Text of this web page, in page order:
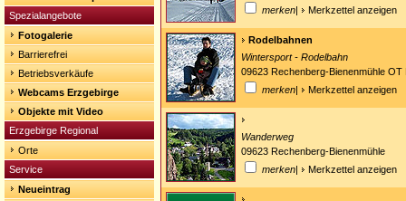
Spezialangebote
Fotogalerie
Barrierefrei
Betriebsverkäufe
Webcams Erzgebirge
Objekte mit Video
Erzgebirge Regional
Orte
Service
Neueintrag
merken| Merkzettel anzeigen
Rodelbahnen
Wintersport - Rodelbahn
09623 Rechenberg-Bienenmühle OT
merken| Merkzettel anzeigen
Wanderweg
09623 Rechenberg-Bienenmühle
merken| Merkzettel anzeigen